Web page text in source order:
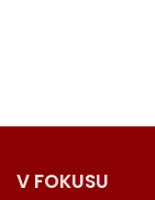
V FOKUSU